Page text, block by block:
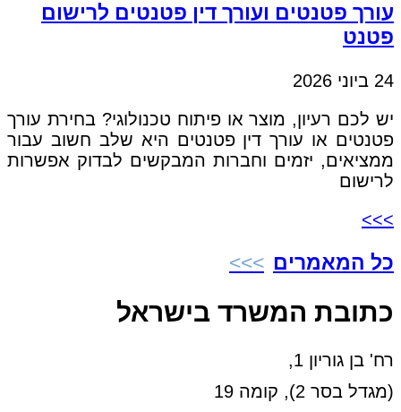
עורך פטנטים ועורך דין פטנטים לרישום
פטנט
24 ביוני 2026
יש לכם רעיון, מוצר או פיתוח טכנולוגי? בחירת עורך
פטנטים או עורך דין פטנטים היא שלב חשוב עבור
ממציאים, יזמים וחברות המבקשים לבדוק אפשרות
לרישום
>>>
כל המאמרים
כתובת המשרד בישראל
רח' בן גוריון 1,
(מגדל בסר 2), קומה 19